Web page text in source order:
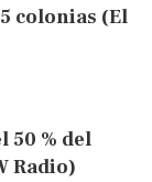
colonias (El
50 % del
Radio)